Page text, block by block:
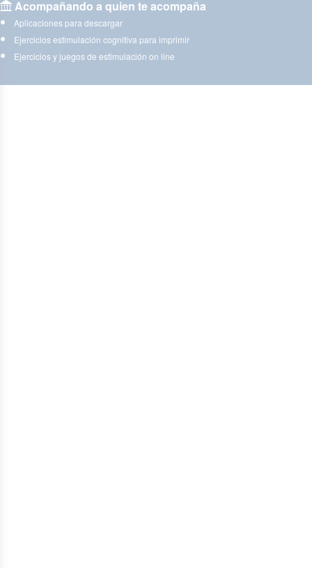
Acompañando a quien te acompaña
Aplicaciones para descargar
Ejercicios estimulación cognitiva para imprimir
Ejercicios y juegos de estimulación on line